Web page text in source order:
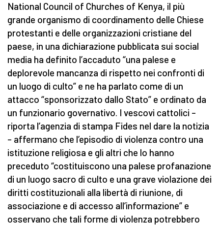
National Council of Churches of Kenya, il più
grande organismo di coordinamento delle Chiese
protestanti e delle organizzazioni cristiane del
paese, in una dichiarazione pubblicata sui social
media ha definito l’accaduto “una palese e
deplorevole mancanza di rispetto nei confronti di
un luogo di culto” e ne ha parlato come di un
attacco “sponsorizzato dallo Stato” e ordinato da
un funzionario governativo. I vescovi cattolici –
riporta l’agenzia di stampa Fides nel dare la notizia
– affermano che l’episodio di violenza contro una
istituzione religiosa e gli altri che lo hanno
preceduto “costituiscono una palese profanazione
di un luogo sacro di culto e una grave violazione dei
diritti costituzionali alla libertà di riunione, di
associazione e di accesso all’informazione” e
osservano che tali forme di violenza potrebbero